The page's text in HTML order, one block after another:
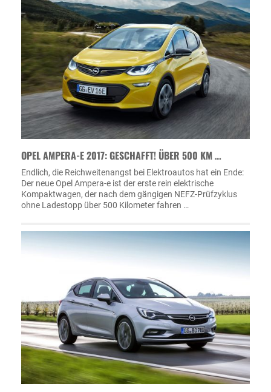
OPEL AMPERA-E 2017: GESCHAFFT! ÜBER 500 KM …
Endlich, die Reichweitenangst bei Elektroautos hat ein Ende:
Der neue Opel Ampera-e ist der erste rein elektrische
Kompaktwagen, der nach dem gängigen NEFZ-Prüfzyklus
ohne Ladestopp über 500 Kilometer fahren …